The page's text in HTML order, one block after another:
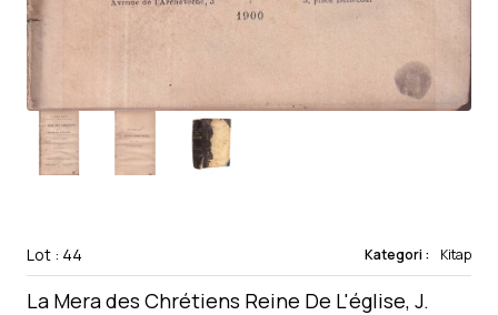
Lot : 44 Kategori : Kitap
La Mera des Chrétiens Reine De L'église, J.